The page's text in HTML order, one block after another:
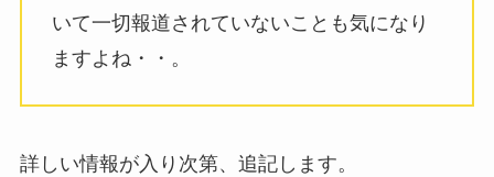
いて一切報道されていないことも気になり
ますよね・・。
詳しい情報が入り次第、追記します。